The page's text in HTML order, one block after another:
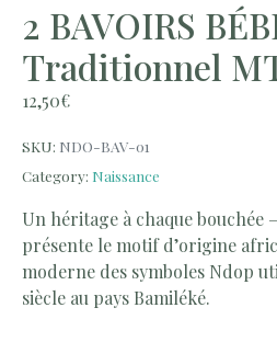
2 BAVOIRS
Traditionnel
12,50€
SKU: NDO-BAV-01
Category: Naissance
Un héritage à chaque bouchée
présente le motif d’origine
moderne des symboles Ndop
siècle au pays Bamiléké.